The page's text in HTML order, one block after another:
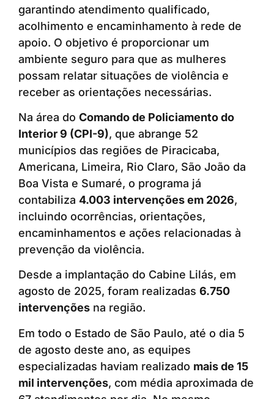
garantindo atendimento qualificado,
acolhimento e encaminhamento à rede de
apoio. O objetivo é proporcionar um
ambiente seguro para que as mulheres
possam relatar situações de violência e
receber as orientações necessárias.
Na área do Comando de Policiamento do
Interior 9 (CPI-9), que abrange 52
municípios das regiões de Piracicaba,
Americana, Limeira, Rio Claro, São João da
Boa Vista e Sumaré, o programa já
contabiliza 4.003 intervenções em 2026,
incluindo ocorrências, orientações,
encaminhamentos e ações relacionadas à
prevenção da violência.
Desde a implantação do Cabine Lilás, em
agosto de 2025, foram realizadas 6.750
intervenções na região.
Em todo o Estado de São Paulo, até o dia 5
de agosto deste ano, as equipes
especializadas haviam realizado mais de 15
mil intervenções, com média aproximada de